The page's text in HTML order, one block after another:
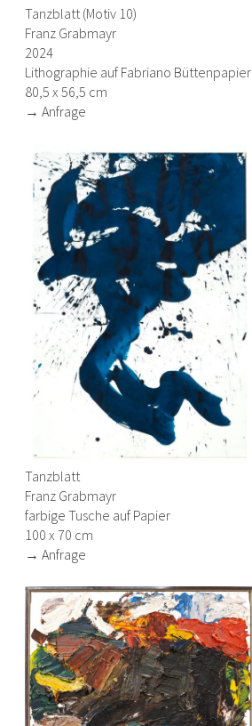
Tanzblatt (Motiv 10)
Franz Grabmayr
2024
Lithographie auf Fabriano Büttenpapier
80,5 x 56,5 cm
→ Anfrage
Tanzblatt
Franz Grabmayr
farbige Tusche auf Papier
100 x 70 cm
→ Anfrage